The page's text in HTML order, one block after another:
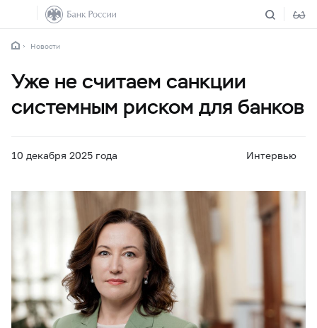
Новости
Уже не считаем санкции
системным риском для банков
10 декабря 2025 года Интервью